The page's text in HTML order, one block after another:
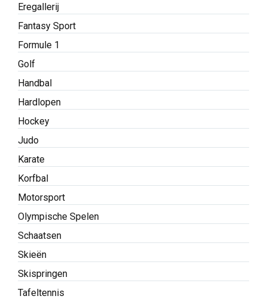
Eregallerij
Fantasy Sport
Formule 1
Golf
Handbal
Hardlopen
Hockey
Judo
Karate
Korfbal
Motorsport
Olympische Spelen
Schaatsen
Skieën
Skispringen
Tafeltennis